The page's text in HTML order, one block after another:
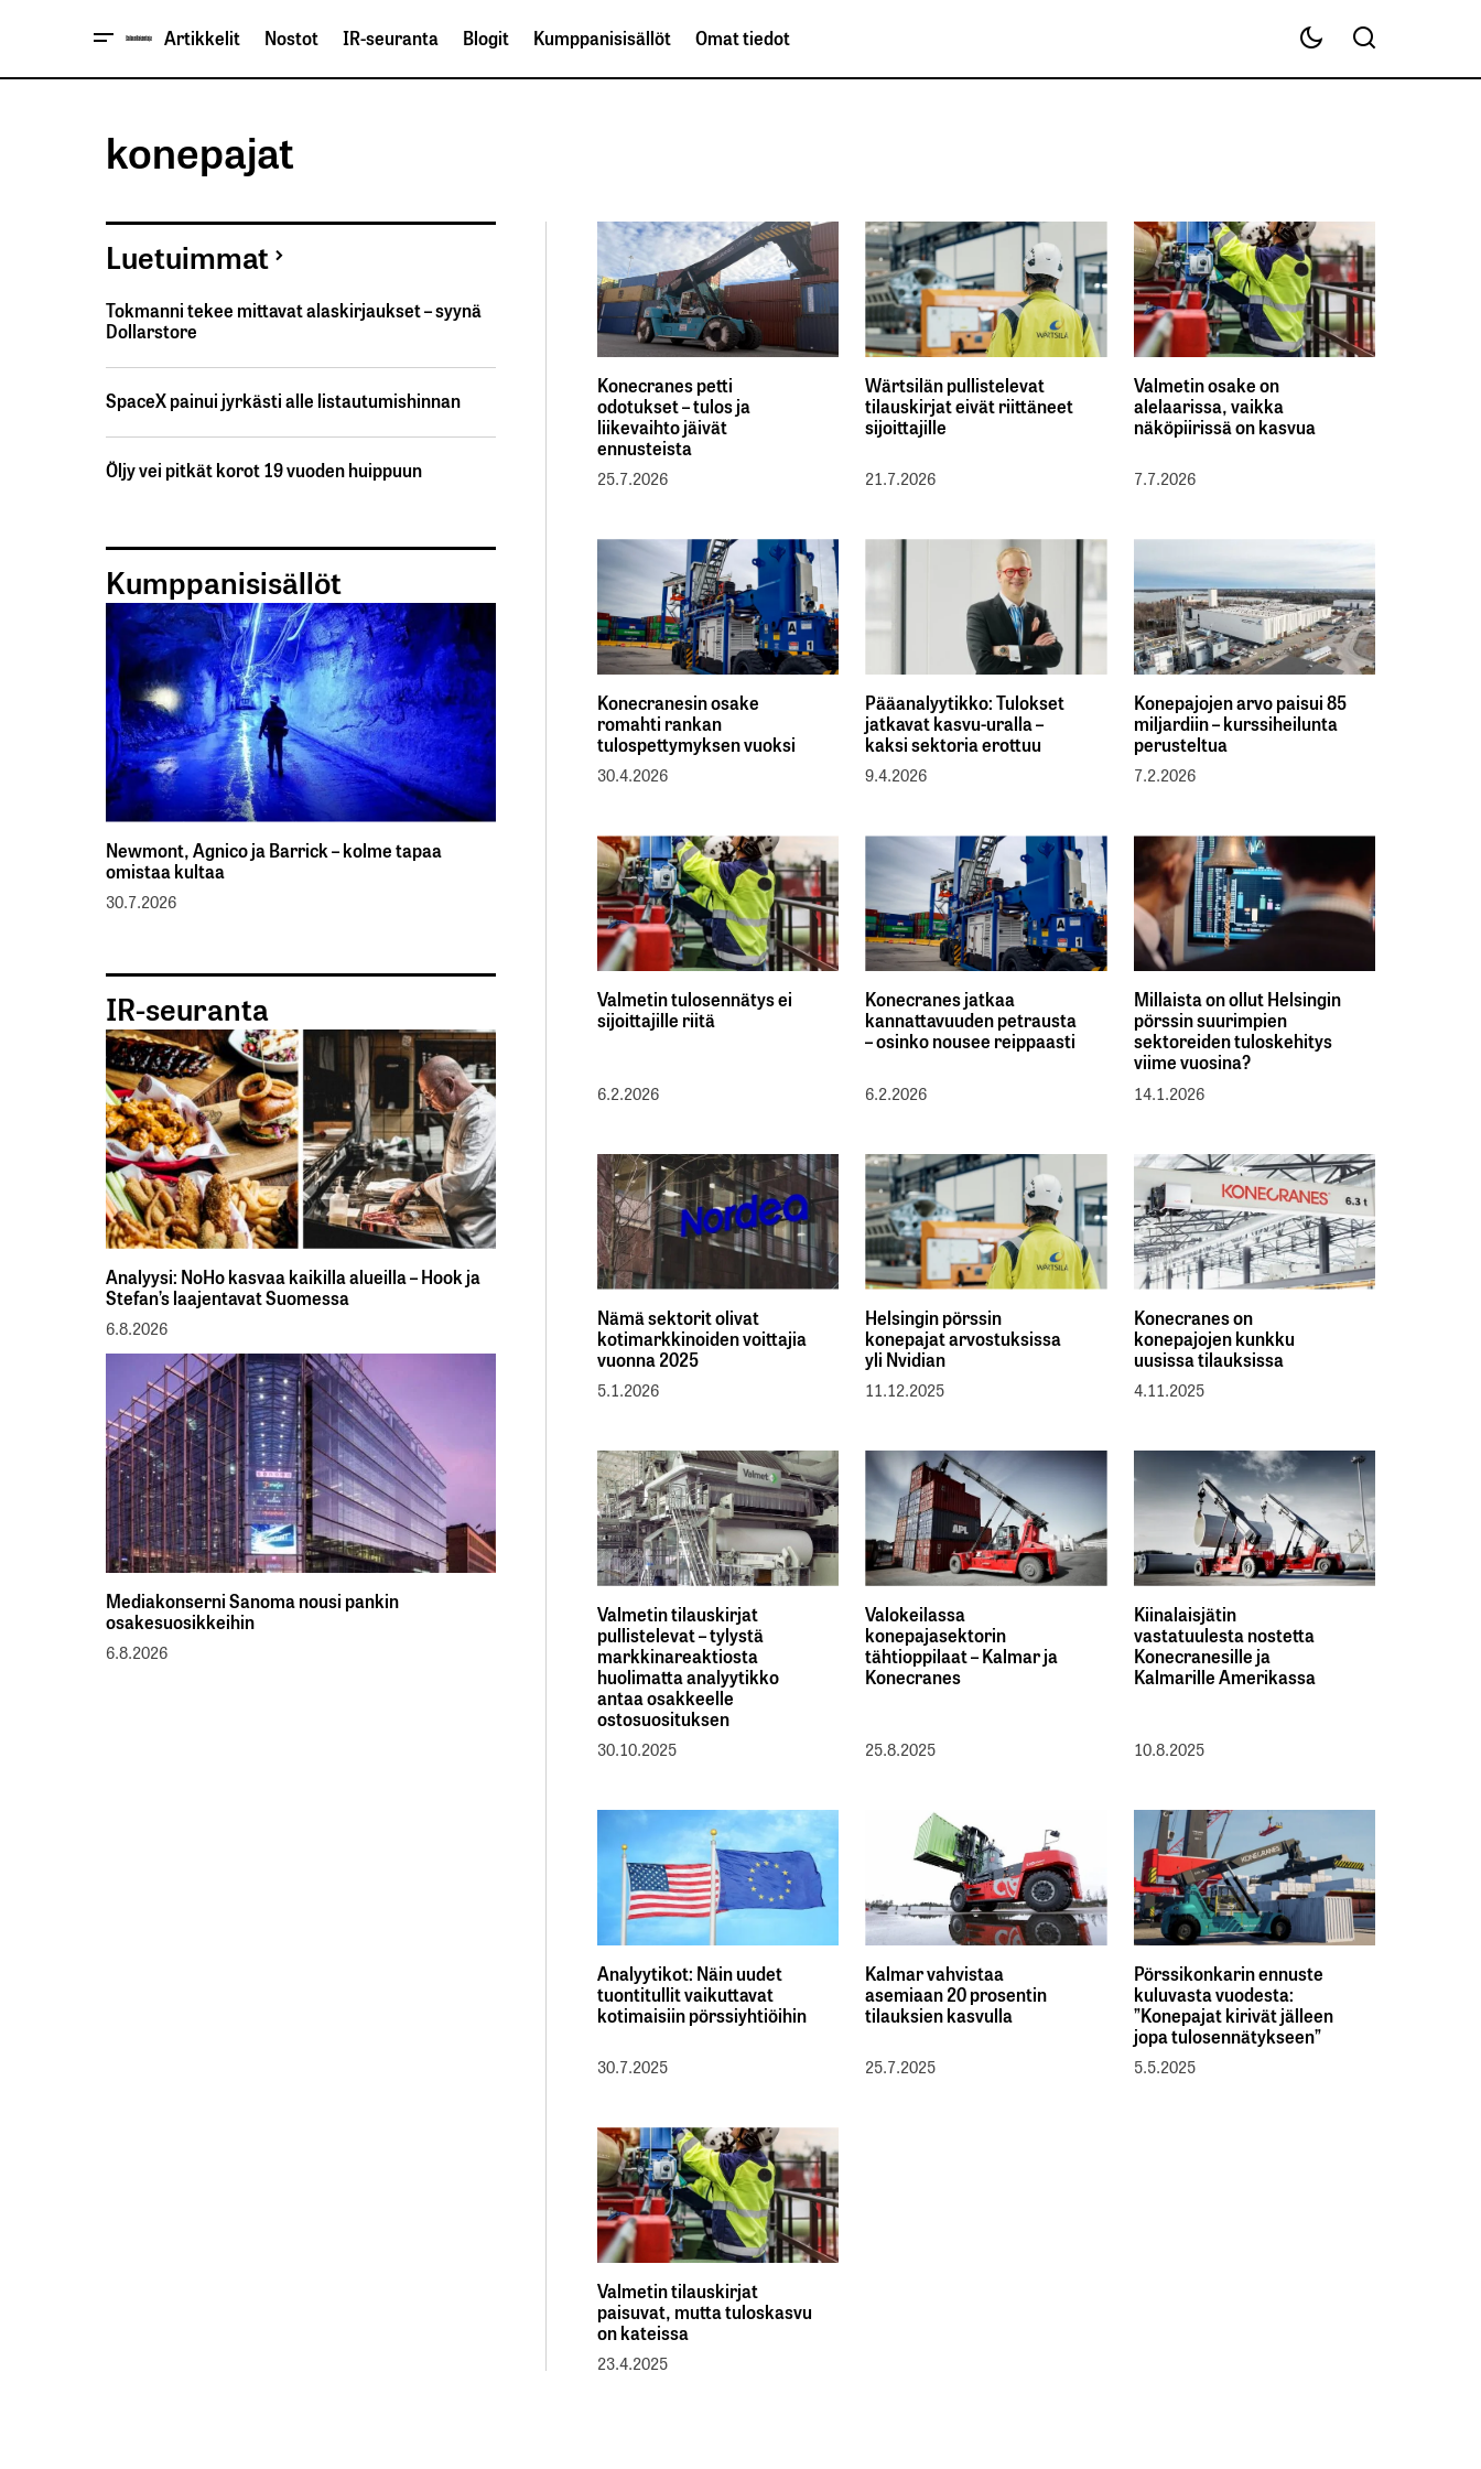
Artikkelit Nostot IR-seuranta Blogit Kumppanisisällöt Omat tiedot
konepajat
Konecranes petti
odotukset – tulos ja
liikevaihto jäivät
ennusteista
25.7.2026
Wärtsilän pullistelevat
tilauskirjat eivät riittäneet
sijoittajille
21.7.2026
Valmetin osake on
alelaarissa, vaikka
näköpiirissä on kasvua
7.7.2026
Konecranesin osake
romahti rankan
tulospettymyksen vuoksi
30.4.2026
Pääanalyytikko: Tulokset
jatkavat kasvu-uralla –
kaksi sektoria erottuu
9.4.2026
Konepajojen arvo paisui 85
miljardiin – kurssiheilunta
perusteltua
7.2.2026
Valmetin tulosennätys ei
sijoittajille riitä
6.2.2026
Konecranes jatkaa
kannattavuuden petrausta
– osinko nousee reippaasti
6.2.2026
Millaista on ollut Helsingin
pörssin suurimpien
sektoreiden tuloskehitys
viime vuosina?
14.1.2026
Nämä sektorit olivat
kotimarkkinoiden voittajia
vuonna 2025
5.1.2026
Helsingin pörssin
konepajat arvostuksissa
yli Nvidian
11.12.2025
Konecranes on
konepajojen kunkku
uusissa tilauksissa
4.11.2025
Valmetin tilauskirjat
pullistelevat – tylystä
markkinareaktiosta
huolimatta analyytikko
antaa osakkeelle
ostosuosituksen
30.10.2025
Valokeilassa
konepajasektorin
tähtioppilaat – Kalmar ja
Konecranes
25.8.2025
Kiinalaisjätin
vastatuulesta nostetta
Konecranesille ja
Kalmarille Amerikassa
10.8.2025
Analyytikot: Näin uudet
tuontitullit vaikuttavat
kotimaisiin pörssiyhtiöihin
30.7.2025
Kalmar vahvistaa
asemiaan 20 prosentin
tilauksien kasvulla
25.7.2025
Pörssikonkarin ennuste
kuluvasta vuodesta:
”Konepajat kirivät jälleen
jopa tulosennätykseen”
5.5.2025
Valmetin tilauskirjat
paisuvat, mutta tuloskasvu
on kateissa
23.4.2025
Luetuimmat
Tokmanni tekee mittavat alaskirjaukset – syynä
Dollarstore
SpaceX painui jyrkästi alle listautumishinnan
Öljy vei pitkät korot 19 vuoden huippuun
Kumppanisisällöt
Newmont, Agnico ja Barrick – kolme tapaa
omistaa kultaa
30.7.2026
IR-seuranta
Analyysi: NoHo kasvaa kaikilla alueilla – Hook ja
Stefan’s laajentavat Suomessa
6.8.2026
Mediakonserni Sanoma nousi pankin
osakesuosikkeihin
6.8.2026